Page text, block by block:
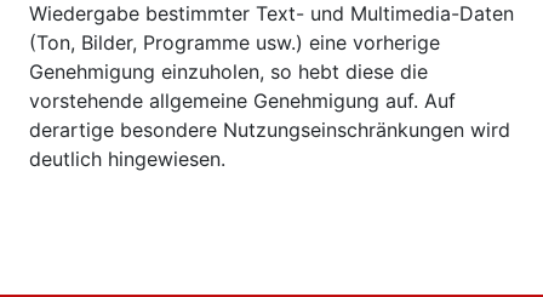
Wiedergabe bestimmter Text- und Multimedia-Daten
(Ton, Bilder, Programme usw.) eine vorherige
Genehmigung einzuholen, so hebt diese die
vorstehende allgemeine Genehmigung auf. Auf
derartige besondere Nutzungseinschränkungen wird
deutlich hingewiesen.